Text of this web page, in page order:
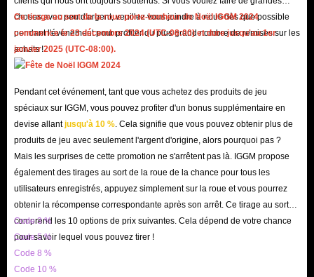
du jeu du joueur. Afin de permettre aux joueurs de profiter de plus de
remises, leur personnel est toujours attentif au marché des produits pour
s'assurer que vous pouvezAcheter Forfait Voitures FH4
choses avec peu d'argent, veuillez vous joindre à nous dès que possible
pendant l'événement pour profiter du plus grand nombre de remises sur les
achats !
Ce tirage au sort de la roue porte-bonheur de Noël IGGM 2024
commence le 23 décembre 2024 (UTC-08:00) et dure jusqu'au 1er
janvier 2025 (UTC-08:00).
Pendant cet événement, tant que vous achetez des produits de jeu
spéciaux sur IGGM, vous pouvez profiter d'un bonus supplémentaire en
devise allantjusqu'à 10 % . Cela signifie que vous pouvez obtenir plus de
produits de jeu avec seulement l'argent d'origine, alors pourquoi pas ?
Mais les surprises de cette promotion ne s'arrêtent pas là. IGGM propose
également des tirages au sort de la roue de la chance pour tous les
utilisateurs enregistrés, appuyez simplement sur la roue et vous pourrez
obtenir la récompense correspondante après son arrêt. Ce tirage au sort
comprend les 10 options de prix suivantes. Cela dépend de votre chance
pour savoir lequel vous pouvez tirer !
Code 3 %
Code 5 %
Code 8 %
Code 10 %